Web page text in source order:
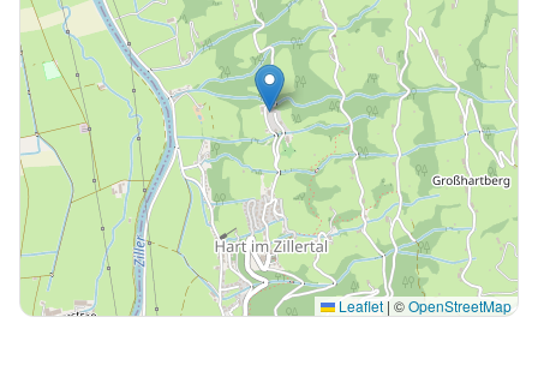
Leaflet| ©OpenStreetMap